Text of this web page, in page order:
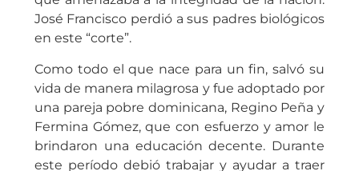
José Francisco perdió a sus padres biológicos
en este “corte”.
Como todo el que nace para un fin, salvó su
vida de manera milagrosa y fue adoptado por
una pareja pobre dominicana, Regino Peña y
Fermina Gómez, que con esfuerzo y amor le
brindaron una educación decente. Durante
este período debió trabajar y ayudar a traer